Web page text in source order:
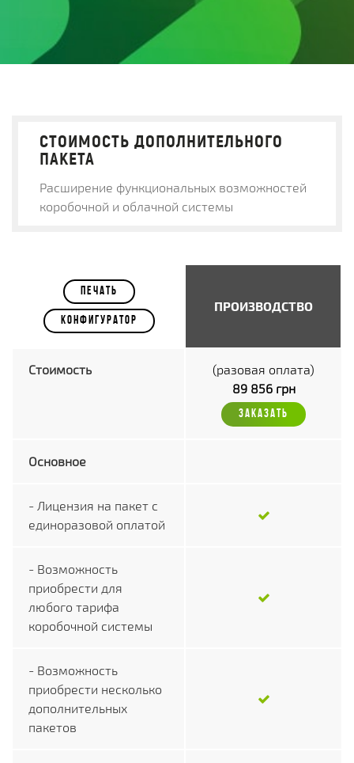
СТОИМОСТЬ ДОПОЛНИТЕЛЬНОГО
ПАКЕТА
Расширение функциональных возможностей
коробочной и облачной системы
ПЕЧАТЬ
КОНФИГУРАТОР
ПРОИЗВОДСТВО
Стоимость
(разовая оплата)
89 856 грн
ЗАКАЗАТЬ
Основное
- Лицензия на пакет с
единоразовой оплатой
- Возможность
приобрести для
любого тарифа
коробочной системы
- Возможность
приобрести несколько
дополнительных
пакетов